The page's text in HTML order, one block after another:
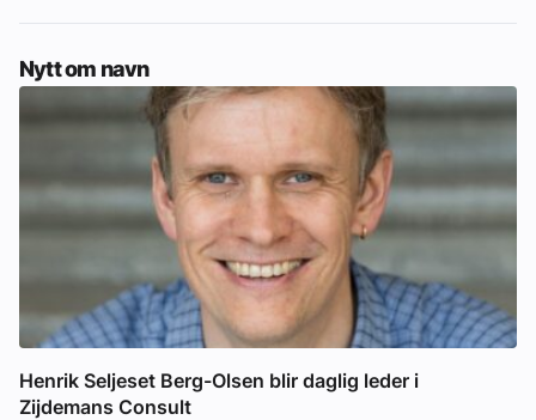
Nytt om navn
Henrik Seljeset Berg-Olsen blir daglig leder i
Zijdemans Consult